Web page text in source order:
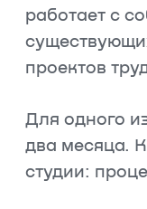
работает с
проектов
Для одного
два месяца.
студии: